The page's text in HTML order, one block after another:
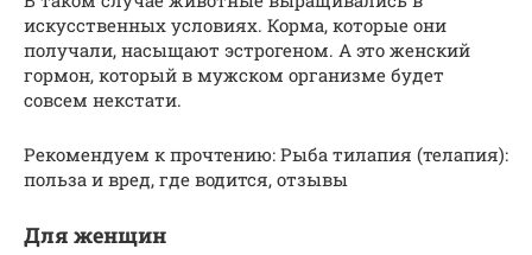
искусственных условиях. Корма, которые они
получали, насыщают эстрогеном. А это женский
гормон, который в мужском организме будет
совсем некстати.
Рекомендуем к прочтению: Рыба тилапия (телапия):
польза и вред, где водится, отзывы
Для женщин